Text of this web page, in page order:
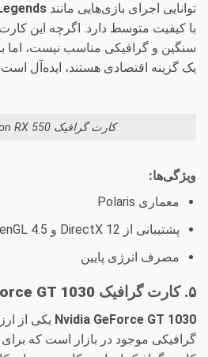
توانایی اجرای بازی‌هایی مانند
با کیفیت متوسط دارد. اگرچه این
سنگین و گرافیکی مناسب نیست، اما
یک گزینه اقتصادی هستند، ایده‌آل
کارت گرافیک AMD Radeon RX 550
ویژگی‌ها:
معماری Polaris
پشتیبانی از DirectX 12 و OpenGL 4.5
مصرف انرژی پایین
۵. کارت گرافیک Nvidia GeForce GT 1030
Nvidia GeForce GT 1030 یکی از
گرافیکی موجود در بازار است که برای